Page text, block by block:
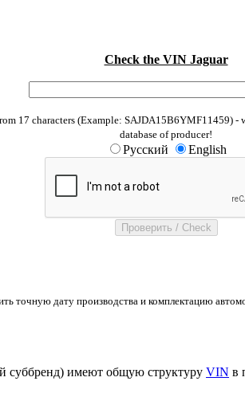
Check the VIN Jaguar
17 characters (Example: SAJDA15B6YMF11459)
database of producer!
Русский English
точную дату производства и комплектацию
суббренд) имеют общую структуру VIN в